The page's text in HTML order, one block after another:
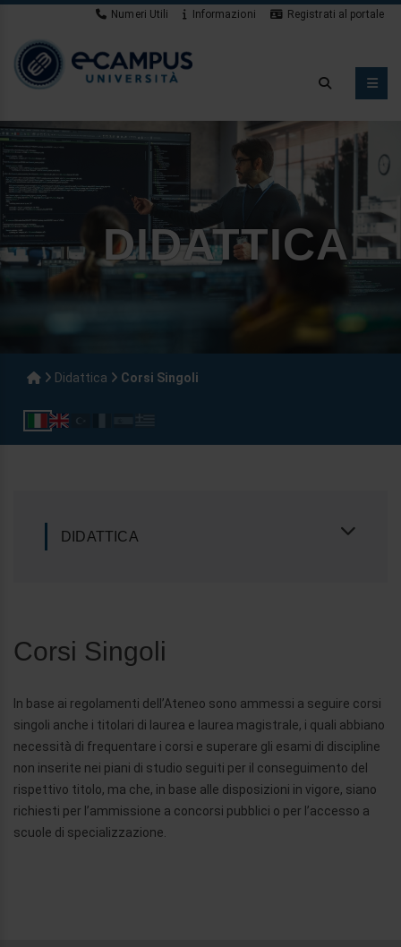
Numeri Utili Informazioni
Registrati al portale
DIDATTICA
Didattica Corsi Singoli
DIDATTICA
Corsi Singoli
In base ai regolamenti dell’Ateneo sono ammessi a seguire corsi
singoli anche i titolari di laurea e laurea magistrale, i quali abbiano
necessità di frequentare i corsi e superare gli esami di discipline
non inserite nei piani di studio seguiti per il conseguimento del
rispettivo titolo, ma che, in base alle disposizioni in vigore, siano
richiesti per l’ammissione a concorsi pubblici o per l’accesso a
scuole di specializzazione.